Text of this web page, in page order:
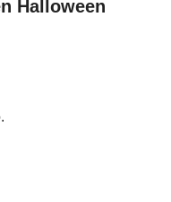
Halloween